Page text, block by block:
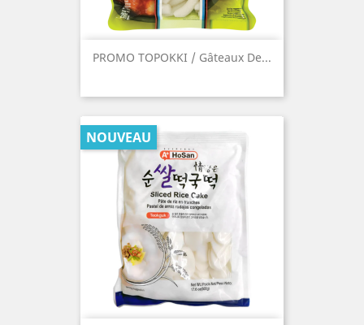
PROMO TOPOKKI / Gâteaux De...
NOUVEAU